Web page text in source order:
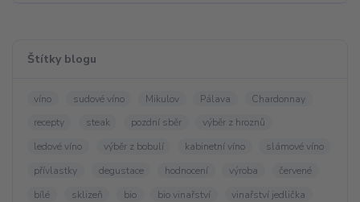
Štítky blogu
víno sudové víno Mikulov Pálava
Chardonnay
recepty
steak pozdní sběr
výběr z hroznů
ledové víno
výběr z bobulí kabinetní víno
slámové víno
přívlastky
degustace hodnocení výroba
červené
bílé
sklizeň bio bio vinařství
vinařství jedlička